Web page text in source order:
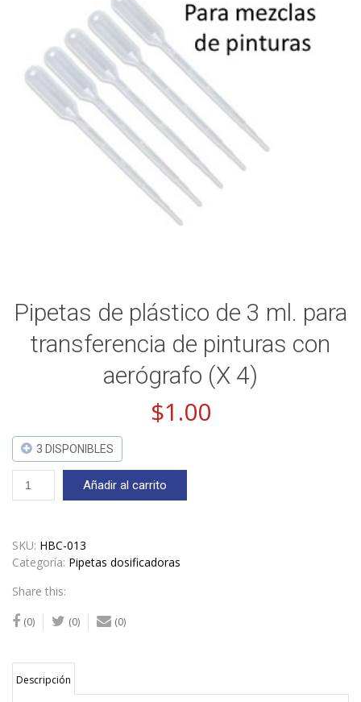
Pipetas de plástico de 3 ml. para
transferencia de pinturas con
aerógrafo (X 4)
$1.00
3 DISPONIBLES
Pipetas
3
ml.
transferencia
de
pinturas
aerógrafo
(X
Añadir al carrito
SKU: HBC-013
Categoría: Pipetas dosificadoras
Share this:
(0) (0) (0)
Descripción